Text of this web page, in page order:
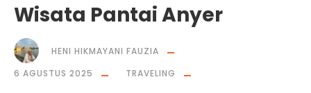
Wisata Pantai Anyer
HENI HIKMAYANI FAUZIA
6 AGUSTUS 2025
TRAVELING